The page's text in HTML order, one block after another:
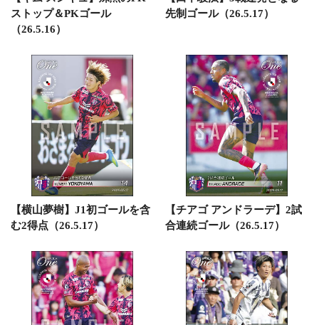
ストップ＆PKゴール
（26.5.16）
先制ゴール（26.5.17）
【横山夢樹】J1初ゴールを含
む2得点（26.5.17）
【チアゴ アンドラーデ】2試
合連続ゴール（26.5.17）